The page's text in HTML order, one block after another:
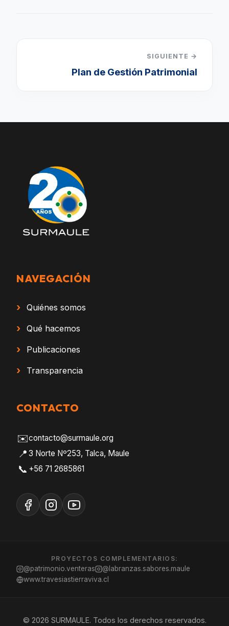
SIGUIENTE →
Plan de Gestión Patrimonial
NAVEGACIÓN
› Quiénes somos
› Qué hacemos
› Publicaciones
› Transparencia
CONTACTO
✉️contacto@surmaule.org
📍 3 Norte Nº253, Talca, Maule
📞 +56 71 2685861
PROYECTOS COMPLEMENTARIOS:
@patrimonio.venteras
@labranzas.sabores.maule
www.travesiastierraviva.cl
© 2026 SURMAULE. Todos los derechos reservados.